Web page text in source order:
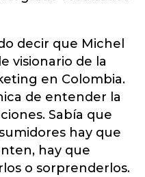
decir que Michel
visionario de la
en Colombia.
de entender la
Sabía que
hay que
hay que
o sorprenderlos.